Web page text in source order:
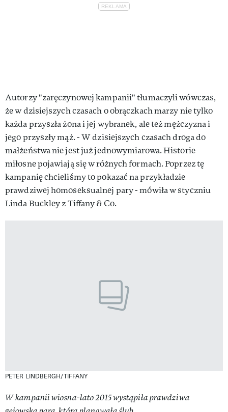
Autorzy "zaręczynowej kampanii" tłumaczyli wówczas,
że w dzisiejszych czasach o obrączkach marzy nie tylko
każda przyszła żona i jej wybranek, ale też mężczyzna i
jego przyszły mąż. - W dzisiejszych czasach droga do
małżeństwa nie jest już jednowymiarowa. Historie
miłosne pojawiają się w różnych formach. Poprzez tę
kampanię chcieliśmy to pokazać na przykładzie
prawdziwej homoseksualnej pary - mówiła w styczniu
Linda Buckley z Tiffany & Co.
PETER LINDBERGH/TIFFANY
W kampanii wiosna-lato 2015 wystąpiła prawdziwa